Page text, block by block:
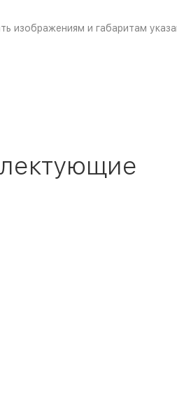
изображениям и габаритам